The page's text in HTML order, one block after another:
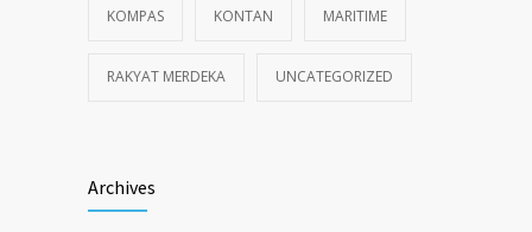
KOMPAS KONTAN MARITIME
RAKYAT MERDEKA UNCATEGORIZED
Archives